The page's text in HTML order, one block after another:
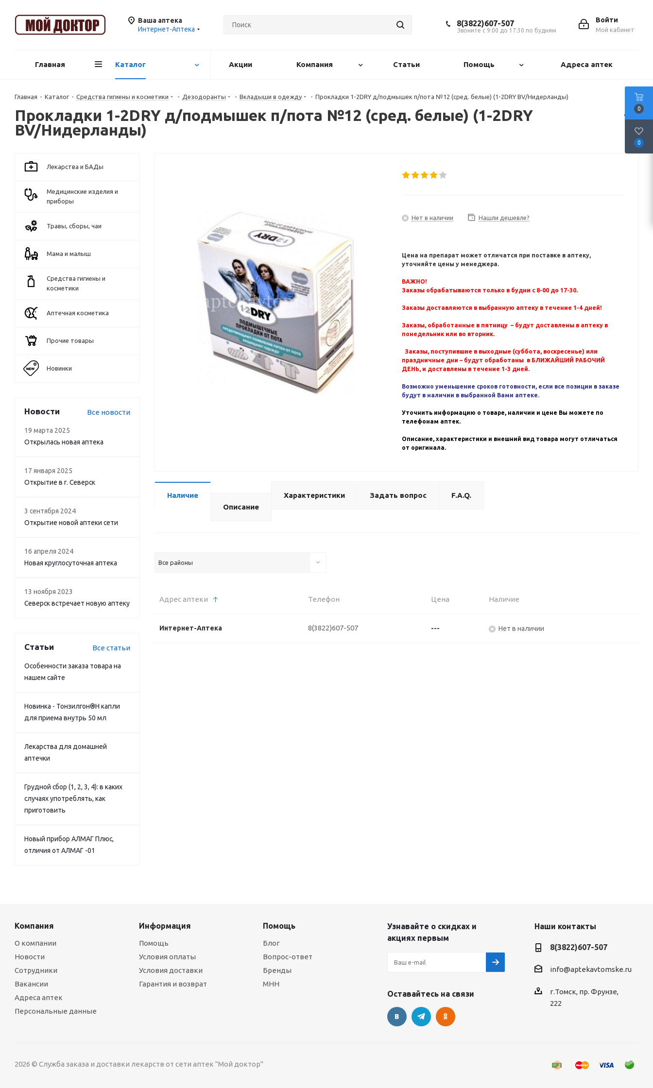
Ваша аптека
Интернет-Аптека
Войти
Мой кабинет
8(3822)607-507
Звоните с 9:00 до 17:30 по будням
Главная Каталог Акции Компания Статьи Помощь Адреса аптек
Главная - Каталог - Средства гигиены и косметики - Дезодоранты - Вкладыши в одежду - Прокладки 1-2DRY д/подмышек п/пота №12 (сред. белые) (1-2DRY BV/Нидерланды)
Прокладки 1-2DRY д/подмышек п/пота №12 (сред. белые) (1-2DRY
BV/Нидерланды)
Нет в наличии Нашли дешевле?
Цена на препарат может отличатся при поставке в аптеку,
уточняйте цены у менеджера.
ВАЖНО!
Заказы обрабатываются только в будни с 8-00 до 17-30.
Заказы доставляются в выбранную аптеку в течение 1-4 дней!
Заказы, обработанные в пятницу – будут доставлены в аптеку в
понедельник или во вторник.
Заказы, поступившие в выходные (суббота, воскресенье) или
праздничные дни – будут обработаны в БЛИЖАЙШИЙ РАБОЧИЙ
ДЕНЬ, и доставлены в течение 1-3 дней.
Возможно уменьшение сроков готовности, если все позиции в заказе
будут в наличии в выбранной Вами аптеке.
Уточнить информацию о товаре, наличии и цене Вы можете по
телефонам аптек.
Описание, характеристики и внешний вид товара могут отличаться
от оригинала.
Наличие
Описание
Характеристики Задать вопрос F.A.Q.
Все районы
Адрес аптеки Телефон Цена Наличие
Интернет-Аптека 8(3822)607-507 --- Нет в наличии
Лекарства и БАДы
Медицинские изделия и
приборы
Травы, сборы, чаи
Мама и малыш
Средства гигиены и
косметики
Аптечная косметика
Прочие товары
Новинки
Новости Все новости
19 марта 2025
Открылась новая аптека
17 января 2025
Открытие в г. Северск
3 сентября 2024
Открытие новой аптеки сети
16 апреля 2024
Новая круглосуточная аптека
13 ноября 2023
Северск встречает новую аптеку
Статьи Все статьи
Особенности заказа товара на
нашем сайте
Новинка - Тонзилгон®Н капли
для приема внутрь 50 мл
Лекарства для домашней
аптечки
Грудной сбор (1, 2, 3, 4): в каких
случаях употреблять, как
приготовить
Новый прибор АЛМАГ Плюс,
отличия от АЛМАГ -01
Компания
О компании
Новости
Сотрудники
Вакансии
Адреса аптек
Персональные данные
Информация
Помощь
Условия оплаты
Условия доставки
Гарантия и возврат
Помощь
Блог
Вопрос-ответ
Бренды
МНН
Узнавайте о скидках и
акциях первым
Оставайтесь на связи
Наши контакты
8(3822)607-507
info@aptekavtomske.ru
г.Томск, пр. Фрунзе,
222
2026 © Служба заказа и доставки лекарств от сети аптек "Мой доктор"
0
0